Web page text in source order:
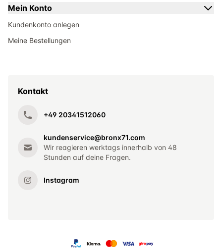
Mein Konto
Kundenkonto anlegen
Meine Bestellungen
Kontakt
+49 20341512060
kundenservice@bronx71.com
Wir reagieren werktags innerhalb von 48
Stunden auf deine Fragen.
Instagram